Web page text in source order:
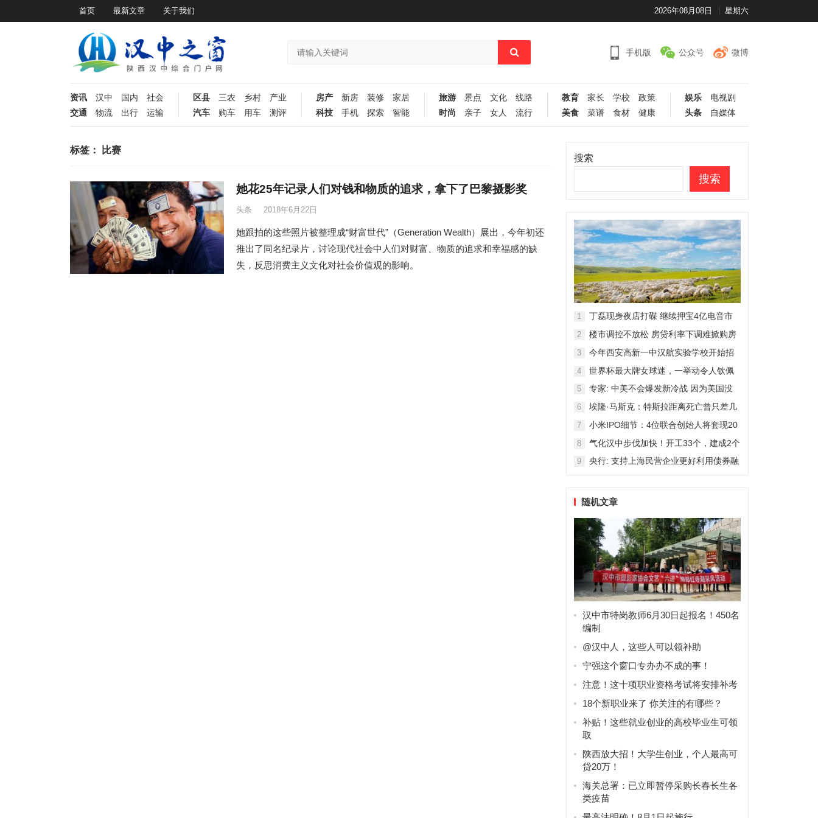
首页 最新文章 关于我们 2026年08月08日 星期六
手机版 公众号 微博
资讯 汉中 国内
社会
交通
物流 出行 运输
区县 三农 乡村
产业
汽车
购车 用车 测评
房产 新房 装修
家居
科技
手机 探索 智能
旅游 景点 文化
线路
时尚
亲子 女人 流行
教育 家长 学校
政策
美食
菜谱 食材 健康
娱乐
电视剧
头条
自媒体
标签： 比赛
她花25年记录人们对钱和物质的追求，拿下了巴黎摄影奖
头条 2018年6月22日
她跟拍的这些照片被整理成“财富世代”（Generation Wealth）展出，今年初还
推出了同名纪录片，讨论现代社会中人们对财富、物质的追求和幸福感的缺
失，反思消费主义文化对社会价值观的影响。
搜索
搜索
1
丁磊现身夜店打碟 继续押宝4亿电音市
2
楼市调控不放松 房贷利率下调难掀购房
3
今年西安高新一中汉航实验学校开始招
4 世界杯最大牌女球迷，一举动令人钦佩
5
专家: 中美不会爆发新冷战 因为美国没
6
埃隆·马斯克：特斯拉距离死亡曾只差几
7
小米IPO细节：4位联合创始人将套现20
8 气化汉中步伐加快！开工33个，建成2个
9
央行: 支持上海民营企业更好利用债券融
随机文章
汉中市特岗教师6月30日起报名！450名
编制
@汉中人，这些人可以领补助
宁强这个窗口专办办不成的事！
注意！这十项职业资格考试将安排补考
18个新职业来了 你关注的有哪些？
补贴！这些就业创业的高校毕业生可领
取
陕西放大招！大学生创业，个人最高可
贷20万！
海关总署：已立即暂停采购长春长生各
类疫苗